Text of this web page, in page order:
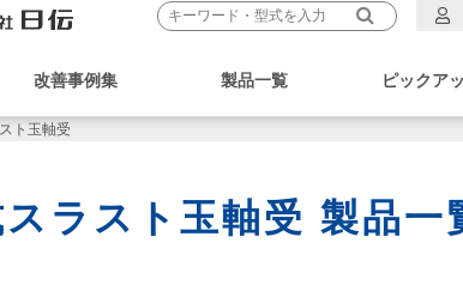
改善事例集 製品一覧 ピックア
ト玉軸受
ラスト玉軸受 製品一